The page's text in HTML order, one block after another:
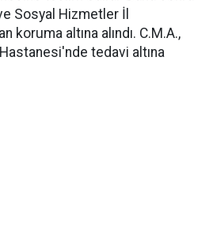
Sosyal Hizmetler İl
koruma altına alındı. C.M.A.,
tedavi altına